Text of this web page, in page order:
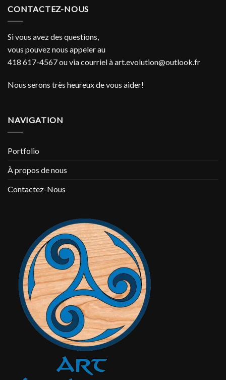
CONTACTEZ-NOUS
Si vous avez des questions,
vous pouvez nous appeler au
418 617-4567 ou via courriel àart.evolution@outlook.fr
Nous serons très heureux de vous aider!
NAVIGATION
Portfolio
À propos de nous
Contactez-Nous